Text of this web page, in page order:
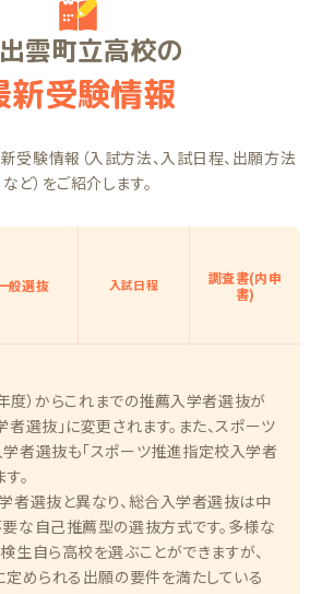
雲町立高校の
新受験情報
受験情報（入試方法、入試日程、出願方法
など）をご紹介します。
般選抜 入試日程
調査書(内申
書)
度）からこれまでの推薦入学者選抜が
選抜」に変更されます。また、スポーツ
者選抜も「スポーツ推進指定校入学者
。
者選抜と異なり、総合入学者選抜は中
な自己推薦型の選抜方式です。多様な
生自ら高校を選ぶことができますが、
定められる出願の要件を満たしている